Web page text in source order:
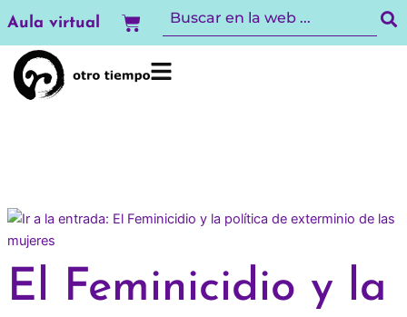
al
contenido
Aula virtual Carrito
El Feminicidio y la